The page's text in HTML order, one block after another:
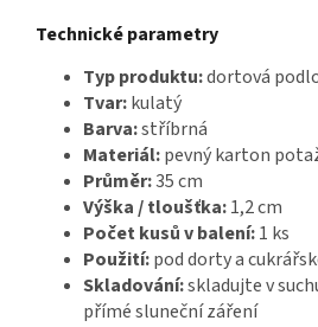
Technické parametry
Typ produktu:dortová
Tvar:kulatý
Barva:stříbrná
Materiál:pevný karton
Průměr:35 cm
Výška / tloušťka:1,2 cm
Počet kusů v balení:1 ks
Použití:pod dorty a
Skladování:skladujte v
přímé sluneční záření